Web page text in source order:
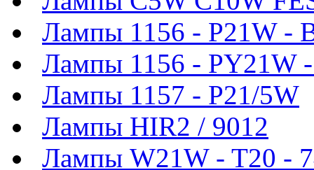
Лампы 1156 - P21W -
Лампы 1156 - PY21W
Лампы 1157 - P21/5W
Лампы HIR2 / 9012
Лампы W21W - T20 -